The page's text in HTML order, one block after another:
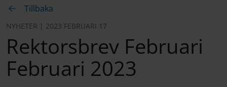
Tillbaka
NYHETER | 2023 FEBRUARI 17
Rektorsbrev Februari
Februari 2023